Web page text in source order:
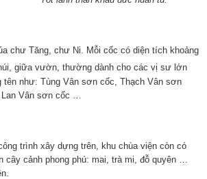
chư Tăng, chư Ni. Mỗi cốc có diện tích khoảng
giữa vườn, thường dành cho các vị sư lớn
tên như: Tùng Vân sơn cốc, Thạch Vân sơn
Vân sơn cốc …
xây dựng trên, khu chùa viện còn có
cây cảnh phong phú: mai, trà mi, đỗ quyên …